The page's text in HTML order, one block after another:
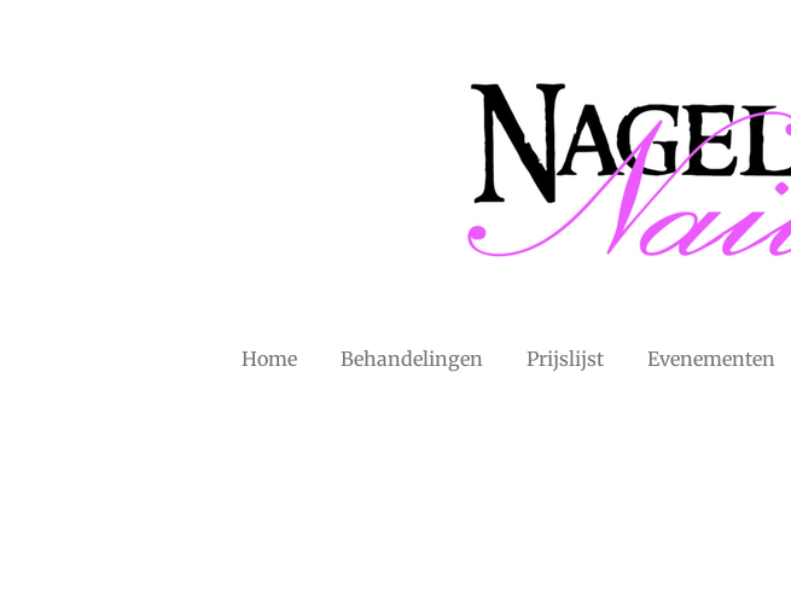
Home Behandelingen Prijslijst Evenementen